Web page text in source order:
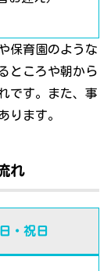
保育園のような
ところや朝から
です。また、事
ります。
れ
・祝日